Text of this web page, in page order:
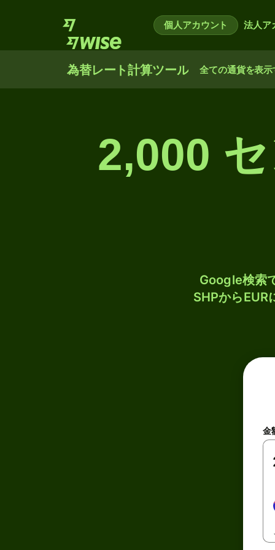
個人アカウント 法人ア
為替レート計算ツール 全ての通貨を表示
2,000
Google検索
SHPからEUR
金